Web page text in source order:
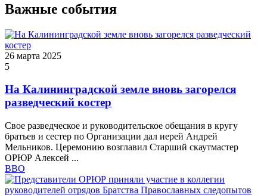
Важные события
26 марта 2025
5
На Калининградской земле вновь загорелся
разведческий костер
Свое разведческое и руководительское обещания в кругу
братьев и сестер по Организации дал иерей Андрей
Мельников. Церемонию возглавил Старший скаутмастер
ОРЮР Алексей ...
ВВО